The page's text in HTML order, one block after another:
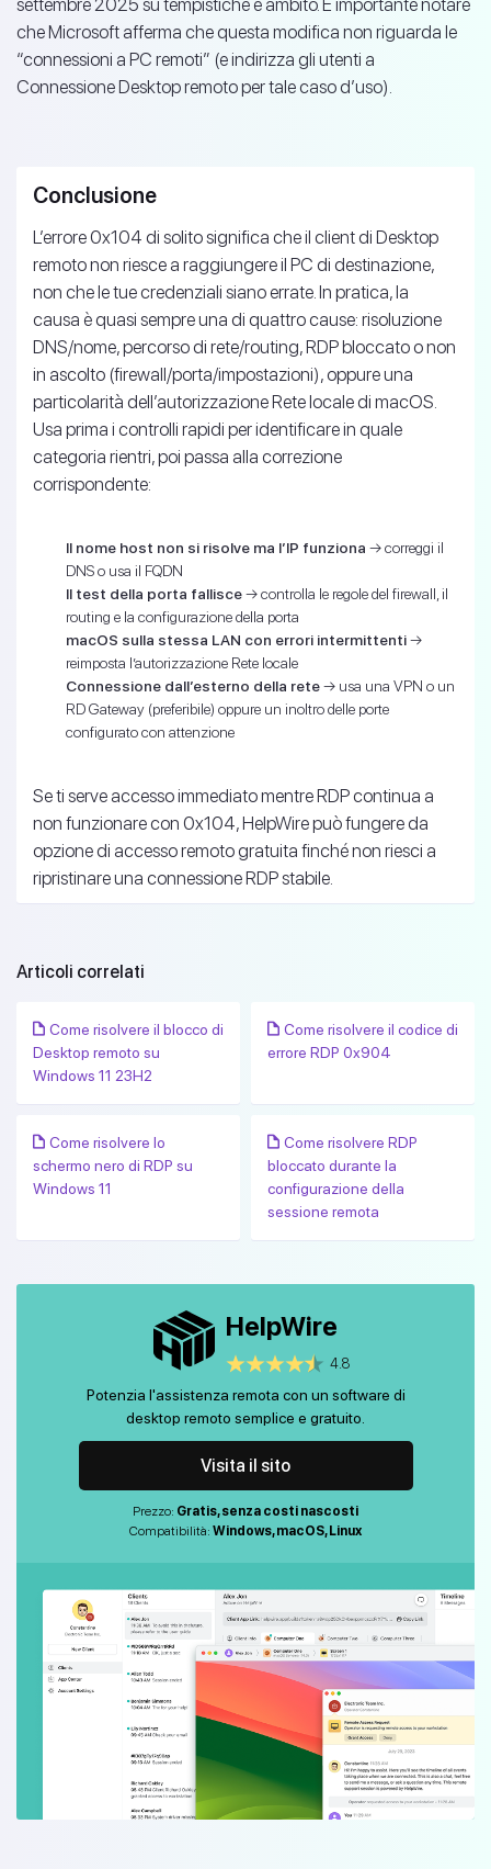
che Microsoft afferma che questa modifica non riguarda le
“connessioni a PC remoti” (e indirizza gli utenti a
Connessione Desktop remoto per tale caso d’uso).
Conclusione
L’errore 0x104 di solito significa che il client di Desktop
remoto non riesce a raggiungere il PC di destinazione,
non che le tue credenziali siano errate. In pratica, la
causa è quasi sempre una di quattro cause: risoluzione
DNS/nome, percorso di rete/routing, RDP bloccato o non
in ascolto (firewall/porta/impostazioni), oppure una
particolarità dell’autorizzazione Rete locale di macOS.
Usa prima i controlli rapidi per identificare in quale
categoria rientri, poi passa alla correzione
corrispondente:
Il nome host non si risolve ma l’IP funziona → correggi il
DNS o usa il FQDN
Il test della porta fallisce→ controlla le regole del firewall, il
routing e la configurazione della porta
macOS sulla stessa LAN con errori intermittenti→
reimposta l’autorizzazione Rete locale
Connessione dall’esterno della rete→ usa una VPN o un
RD Gateway (preferibile) oppure un inoltro delle porte
configurato con attenzione
Se ti serve accesso immediato mentre RDP continua a
non funzionare con 0x104, HelpWire può fungere da
opzione di accesso remoto gratuita finché non riesci a
ripristinare una connessione RDP stabile.
Articoli correlati
Come risolvere il blocco di
Desktop remoto su
Windows 11 23H2
Come risolvere il codice di
errore RDP 0x904
Come risolvere lo
schermo nero di RDP su
Windows 11
Come risolvere RDP
bloccato durante la
configurazione della
sessione remota
HelpWire
4.8
Potenzia l'assistenza remota con un software di
desktop remoto semplice e gratuito.
Visita il sito
Prezzo: Gratis, senza costi nascosti
Compatibilità: Windows, macOS, Linux